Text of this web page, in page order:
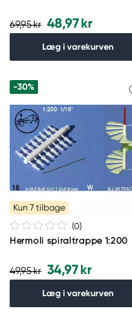
69,95 kr 48,97 kr
Læg i varekurven
-30%
Kun 7 tilbage
(0)
Hermoli spiraltrappe 1:200
49,95 kr 34,97 kr
Læg i varekurven